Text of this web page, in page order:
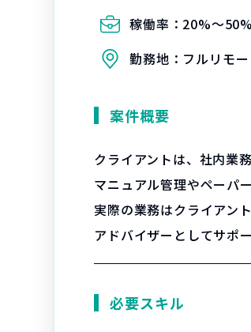
稼働率： 20%〜50%
勤務地： フルリモー
案件概要
クライアントは、社内業
マニュアル管理やペーパ
実際の業務はクライアン
アドバイザーとしてサポ
必要スキル